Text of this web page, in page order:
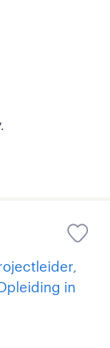
in